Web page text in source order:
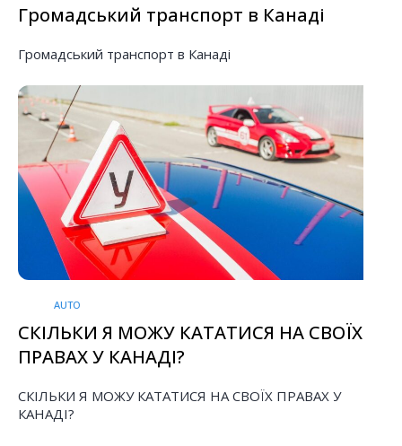
Громадський транспорт в Канаді
Громадський транспорт в Канаді
AUTO
СКІЛЬКИ Я МОЖУ КАТАТИСЯ НА СВОЇХ
ПРАВАХ У КАНАДІ?
СКІЛЬКИ Я МОЖУ КАТАТИСЯ НА СВОЇХ ПРАВАХ У
КАНАДІ?